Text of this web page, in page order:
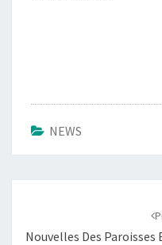
NEWS
Nouvelles Des Paroisses